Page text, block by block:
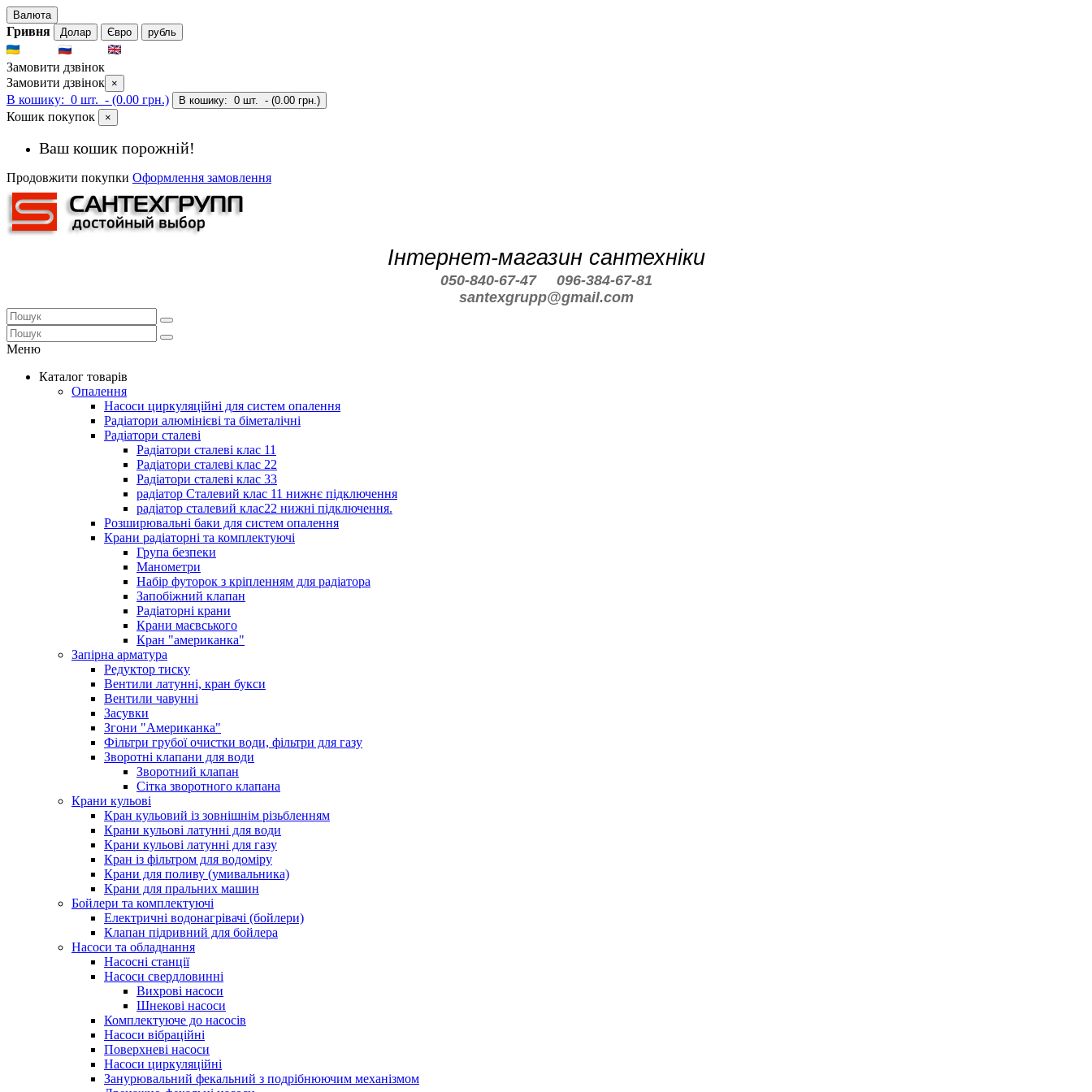
Валюта
Гривня Долар Євро рубль
Замовити дзвінок
Замовити дзвінок ×
В кошику: 0 шт. - (0.00 грн.) В кошику: 0 шт. - (0.00 грн.)
Кошик покупок ×
Ваш кошик порожній!
Продовжити покупки Оформлення замовлення
Інтернет-магазин сантехніки
050-840-67-47
096-384-67-81
santexgrupp@gmail.com
Меню
Каталог товарів
Опалення
Насоси циркуляційні для систем опалення
Радіатори алюмінієві та біметалічні
Радіатори сталеві
Радіатори сталеві клас 11
Радіатори сталеві клас 22
Радіатори сталеві клас 33
радіатор Сталевий клас 11 нижнє підключення
радіатор сталевий клас22 нижні підключення.
Розширювальні баки для систем опалення
Крани радіаторні та комплектуючі
Група безпеки
Манометри
Набір футорок з кріпленням для радіатора
Запобіжний клапан
Радіаторні крани
Крани маєвського
Кран "американка"
Запірна арматура
Редуктор тиску
Вентили латунні, кран букси
Вентили чавунні
Засувки
Згони "Американка"
Фільтри грубої очистки води, фільтри для газу
Зворотні клапани для води
Зворотний клапан
Сітка зворотного клапана
Крани кульові
Кран кульовий із зовнішнім різьбленням
Крани кульові латунні для води
Крани кульові латунні для газу
Кран із фільтром для водоміру
Крани для поливу (умивальника)
Крани для пральних машин
Бойлери та комплектуючі
Електричні водонагрівачі (бойлери)
Клапан підривний для бойлера
Насоси та обладнання
Насосні станції
Насоси свердловинні
Вихрові насоси
Шнекові насоси
Комплектуюче до насосів
Насоси вібраційні
Поверхневі насоси
Насоси циркуляційні
Занурювальний фекальний з подрібнюючим механізмом